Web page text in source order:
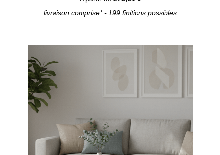
livraison comprise* - 199 finitions possibles
Configurer